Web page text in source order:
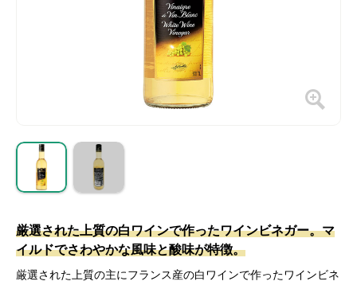
厳選された上質の白ワインで作ったワインビネガー。マ
イルドでさわやかな風味と酸味が特徴。
厳選された上質の主にフランス産の白ワインで作ったワインビネ